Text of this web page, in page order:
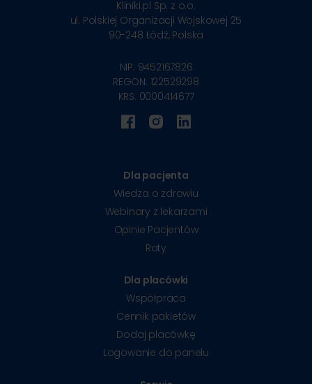
Kliniki.pl Sp. z o.o.
ul. Polskiej Organizacji Wojskowej 25
90-248 Łódź, Polska
NIP: 9452167826
REGON: 122529298
KRS: 0000414677
Dla pacjenta
Wiedza o zdrowiu
Webinary z lekarzami
Opinie Pacjentów
Raty
Dla placówki
Współpraca
Cennik pakietów
Dodaj placówkę
Logowanie do panelu